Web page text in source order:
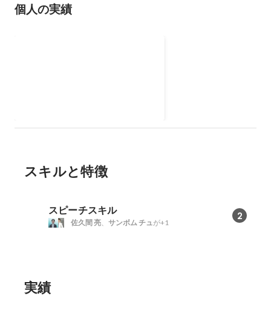
個人の実績
スキルと特徴
スピーチスキル 2
佐久間 亮、 サンボム チュが+1
実績